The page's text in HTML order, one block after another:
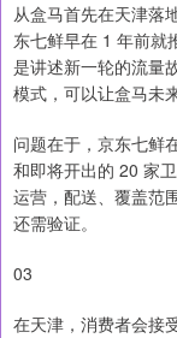
从盒马首先在天津落
东七鲜早在 1 年前就
是讲述新一轮的流量
模式，可以让盒马未
问题在于，京东七鲜
和即将开出的 20 家
运营，配送、覆盖范
还需验证。
03
在天津，消费者会接